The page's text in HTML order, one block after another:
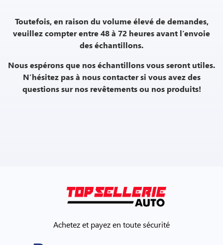
Toutefois, en raison du volume élevé de demandes,
veuillez compter entre 48 à 72 heures avant l’envoie
des échantillons.
Nous espérons que nos échantillons vous seront utiles.
N’hésitez pas à nous contacter si vous avez des
questions sur nos revêtements ou nos produits!
Achetez et payez en toute sécurité